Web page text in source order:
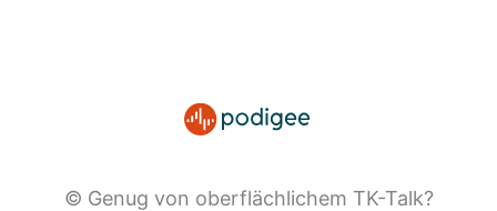
© Genug von oberflächlichem TK-Talk?